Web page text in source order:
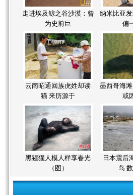
走进埃及鲸之谷沙漠：曾
为史前巨
纳米比亚
偏
云南昭通回族虎姓却读
猫 来历源于
墨西哥海
或
黑猩猩人模人样享春光
（图）
日本震后
岛